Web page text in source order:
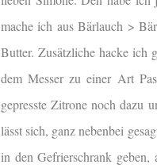
mache ich aus Bärlauch >
Butter. Zusätzliche hacke ich
dem Messer zu einer Art
gepresste Zitrone noch dazu
lässt sich, ganz nebenbei
in den Gefrierschrank geben,